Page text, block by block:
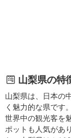
山梨県の特
山梨県は、日本の
く魅力的な県です
世界中の観光客を
ポットも人気があ